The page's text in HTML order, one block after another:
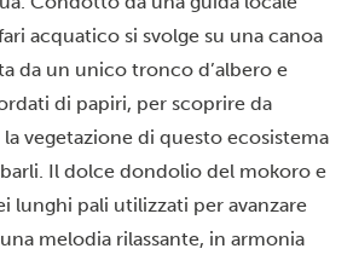
acquatico si svolge su una canoa
da un unico tronco d’albero e
di papiri, per scoprire da
vegetazione di questo ecosistema
Il dolce dondolio del mokoro e
lunghi pali utilizzati per avanzare
melodia rilassante, in armonia